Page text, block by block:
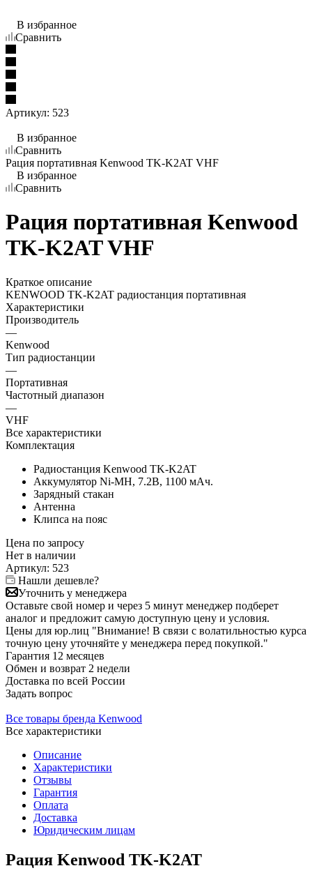
В избранное
Сравнить
Артикул: 523
В избранное
Сравнить
Рация портативная Kenwood TK-K2AT VHF
В избранное
Сравнить
Рация портативная Kenwood
TK-K2AT VHF
Краткое описание
KENWOOD TK-K2AT радиостанция портативная
Характеристики
Производитель
—
Kenwood
Тип радиостанции
—
Портативная
Частотный диапазон
—
VHF
Все характеристики
Комплектация
Радиостанция Kenwood TK-K2AT
Аккумулятор Ni-MН, 7.2В, 1100 мАч.
Зарядный стакан
Антенна
Клипса на пояс
Цена по запросу
Нет в наличии
Артикул: 523
Нашли дешевле?
Уточнить у менеджера
Оставьте свой номер и через 5 минут менеджер подберет
аналог и предложит самую доступную цену и условия.
Цены для юр.лиц "Внимание! В связи с волатильностью курса
точную цену уточняйте у менеджера перед покупкой."
Гарантия 12 месяцев
Обмен и возврат 2 недели
Доставка по всей России
Задать вопрос
Все товары бренда Kenwood
Все характеристики
Описание
Характеристики
Отзывы
Гарантия
Оплата
Доставка
Юридическим лицам
Рация Kenwood TK-K2AT